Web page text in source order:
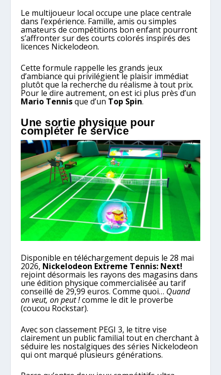
Le multijoueur local occupe une place centrale
dans l’expérience. Famille, amis ou simples
amateurs de compétitions bon enfant pourront
s’affronter sur des courts colorés inspirés des
licences Nickelodeon.
Cette formule rappelle les grands jeux
d’ambiance qui privilégient le plaisir immédiat
plutôt que la recherche du réalisme à tout prix.
Pour le dire autrement, on est ici plus près d’un
Mario Tennisque d’un Top Spin.
Une sortie physique pour
compléter le service
Disponible en téléchargement depuis le 28 mai
2026, Nickelodeon Extreme Tennis: Next!
rejoint désormais les rayons des magasins dans
une édition physique commercialisée au tarif
conseillé de 29,99 euros. Comme quoi… Quand
on veut, on peut !comme le dit le proverbe
(coucou Rockstar).
Avec son classement PEGI 3, le titre vise
clairement un public familial tout en cherchant à
séduire les nostalgiques des séries Nickelodeon
qui ont marqué plusieurs générations.